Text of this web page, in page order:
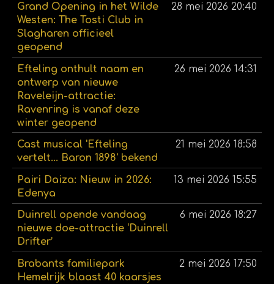
Grand Opening in het Wilde
Westen: The Tosti Club in
Slagharen officieel
geopend
28 mei 2026 20:40
Efteling onthult naam en
ontwerp van nieuwe
Raveleijn-attractie:
Ravenring is vanaf deze
winter geopend
26 mei 2026 14:31
Cast musical 'Efteling
vertelt... Baron 1898' bekend
21 mei 2026 18:58
Pairi Daiza: Nieuw in 2026:
Edenya
13 mei 2026 15:55
Duinrell opende vandaag
nieuwe doe-attractie ‘Duinrell
Drifter’
6 mei 2026 18:27
Brabants familiepark
Hemelrijk blaast 40 kaarsjes
2 mei 2026 17:50